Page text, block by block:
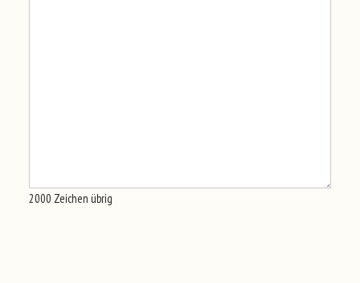
2000 Zeichen übrig